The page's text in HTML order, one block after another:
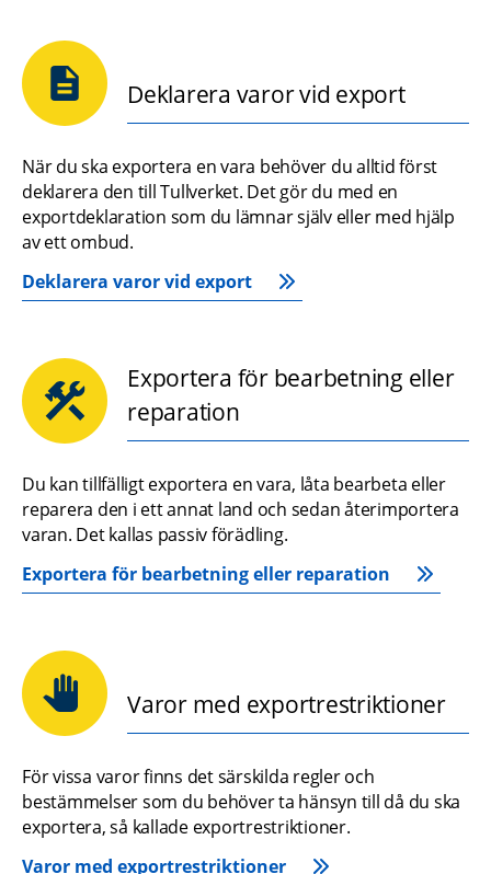
Deklarera varor vid export
När du ska exportera en vara behöver du alltid först
deklarera den till Tullverket. Det gör du med en
exportdeklaration som du lämnar själv eller med hjälp
av ett ombud.
Deklarera varor vid export
Exportera för bearbetning eller
reparation
Du kan tillfälligt exportera en vara, låta bearbeta eller
reparera den i ett annat land och sedan återimportera
varan. Det kallas passiv förädling.
Exportera för bearbetning eller reparation
Varor med exportrestriktioner
För vissa varor finns det särskilda regler och
bestämmelser som du behöver ta hänsyn till då du ska
exportera, så kallade exportrestriktioner.
Varor med exportrestriktioner